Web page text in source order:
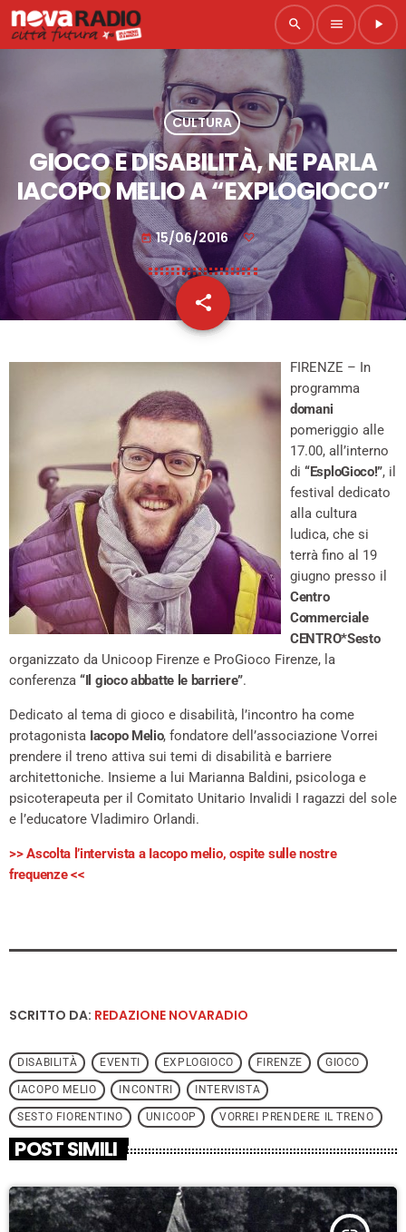
search menu play_arrow
CULTURA
GIOCO E DISABILITÀ, NE PARLA
IACOPO MELIO A “EXPLOGIOCO”
today 15/06/2016
share
email
FIRENZE – In
programma
domani
pomeriggio alle
17.00, all’interno
di “EsploGioco!”, il
festival dedicato
alla cultura
ludica, che si
terrà fino al 19
giugno presso il
Centro
Commerciale
CENTRO*Sesto
organizzato da Unicoop Firenze e ProGioco Firenze, la
conferenza “Il gioco abbatte le barriere”.
Dedicato al tema di gioco e disabilità, l’incontro ha come
protagonista Iacopo Melio, fondatore dell’associazione Vorrei
prendere il treno attiva sui temi di disabilità e barriere
architettoniche. Insieme a lui Marianna Baldini, psicologa e
psicoterapeuta per il Comitato Unitario Invalidi I ragazzi del sole
e l’educatore Vladimiro Orlandi.
>> Ascolta l’intervista a Iacopo melio, ospite sulle nostre
frequenze <<
SCRITTO DA: REDAZIONE NOVARADIO
DISABILITÀ EVENTI EXPLOGIOCO FIRENZE GIOCO
IACOPO MELIO INCONTRI INTERVISTA
SESTO FIORENTINO UNICOOP VORREI PRENDERE IL TRENO
POST SIMILI